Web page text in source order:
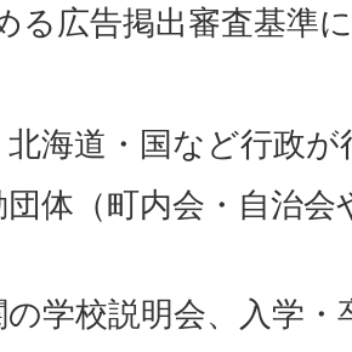
る広告掲出審査基準
北海道・国など行政
団体（町内会・自治
の学校説明会、入学